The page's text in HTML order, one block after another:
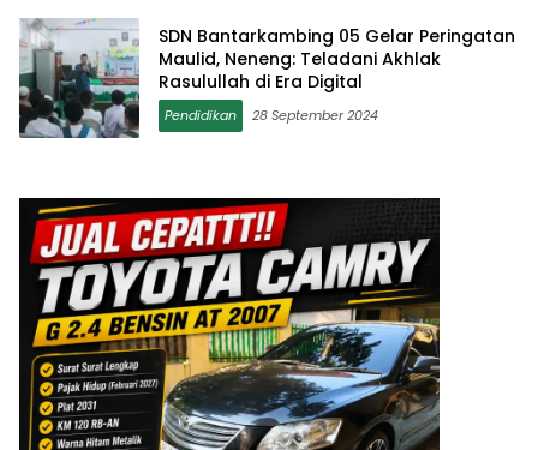
SDN Bantarkambing 05 Gelar Peringatan
Maulid, Neneng: Teladani Akhlak
Rasulullah di Era Digital
Pendidikan 28 September 2024